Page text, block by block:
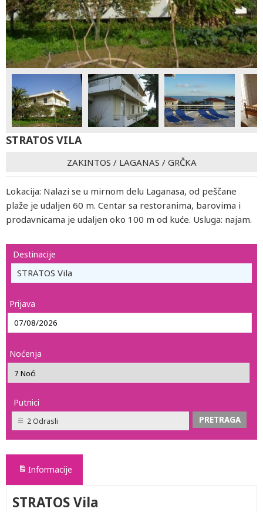
STRATOS VILA
ZAKINTOS / LAGANAS / GRČKA
Lokacija: Nalazi se u mirnom delu Laganasa, od peščane
plaže je udaljen 60 m. Centar sa restoranima, barovima i
prodavnicama je udaljen oko 100 m od kuće. Usluga: najam.
Destinacije
STRATOS Vila
Prijava
Noćenja
Putnici
2 Odrasli
Informacije
STRATOS Vila